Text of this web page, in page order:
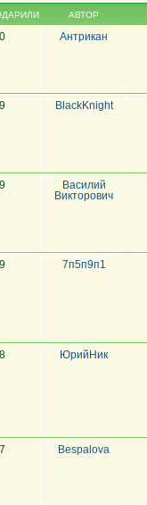
АВТОР
Антрикан
BlackKnight
Василий
Викторович
7п5п9п1
ЮрийНик
Bespalova